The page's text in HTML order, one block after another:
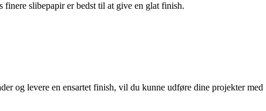
slibepapir er bedst til at give en glat finish.
og levere en ensartet finish, vil du kunne udføre dine projekter med